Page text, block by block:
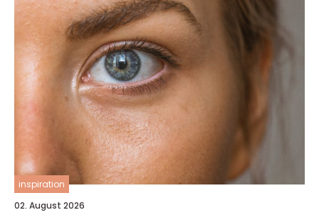
inspiration
02. August 2026